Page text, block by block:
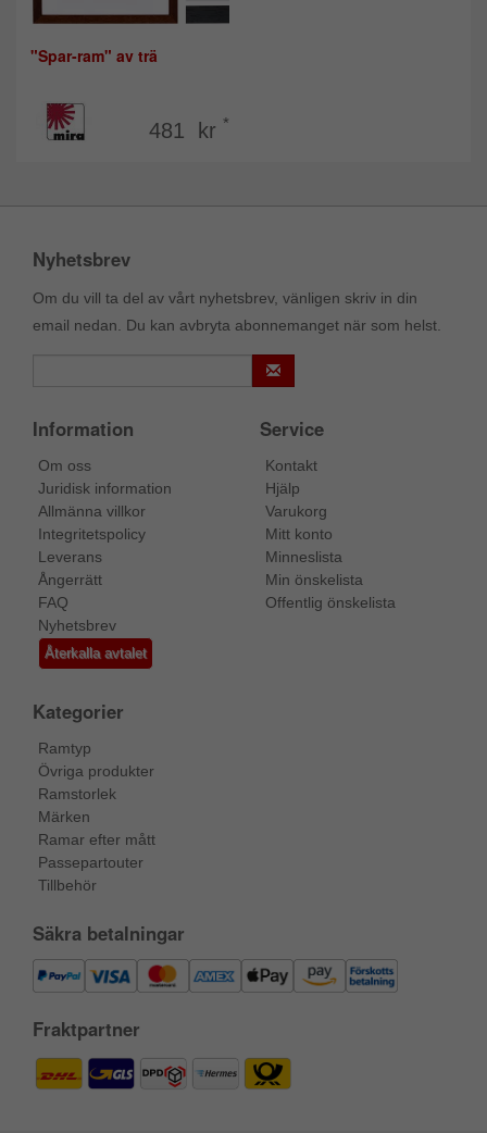
"Spar-ram" av trä
481 kr *
Nyhetsbrev
Om du vill ta del av vårt nyhetsbrev, vänligen skriv in din
email nedan. Du kan avbryta abonnemanget när som helst.
Information
Om oss
Juridisk information
Allmänna villkor
Integritetspolicy
Leverans
Ångerrätt
FAQ
Nyhetsbrev
Återkalla avtalet
Service
Kontakt
Hjälp
Varukorg
Mitt konto
Minneslista
Min önskelista
Offentlig önskelista
Kategorier
Ramtyp
Övriga produkter
Ramstorlek
Märken
Ramar efter mått
Passepartouter
Tillbehör
Säkra betalningar
Fraktpartner